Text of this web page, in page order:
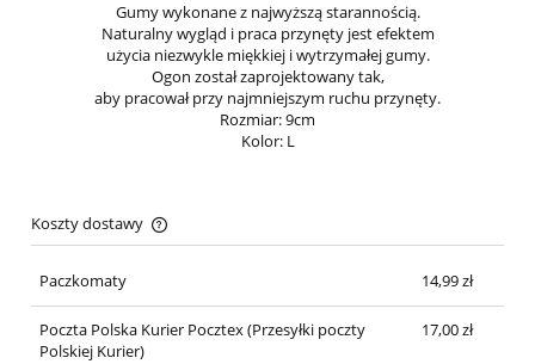
Gumy wykonane z najwyższą starannością.
Naturalny wygląd i praca przynęty jest efektem
użycia niezwykle miękkiej i wytrzymałej gumy.
Ogon został zaprojektowany tak,
aby pracował przy najmniejszym ruchu przynęty.
Rozmiar: 9cm
Kolor: L
Koszty dostawy
Cena nie zawiera ewentualnych kosztów płatności
Paczkomaty
14,99 zł
Poczta Polska Kurier Pocztex(Przesyłki poczty
Polskiej Kurier)
17,00 zł